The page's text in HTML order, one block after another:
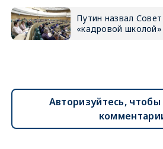
Путин назвал
«кадровой школой»
Авторизуйтесь, чтобы